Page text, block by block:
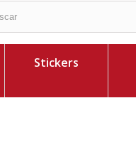
Stickers